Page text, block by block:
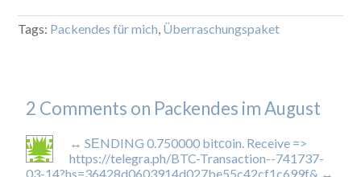
Tags: Packendes für mich, Überraschungspaket
2 Comments on Packendes im August
↔ SЕNDING 0.750000 bitсоin. Receive =>
https://telegra.ph/BTC-Transaction--741737-
03-14?hs=36428d0603914d027be55c42cf1c699f& ↔